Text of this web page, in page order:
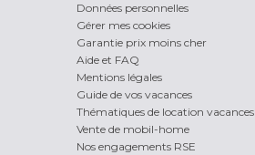
Données personnelles
Gérer mes cookies
Garantie prix moins cher
Aide et FAQ
Mentions légales
Guide de vos vacances
Thématiques de location vacances
Vente de mobil-home
Nos engagements RSE